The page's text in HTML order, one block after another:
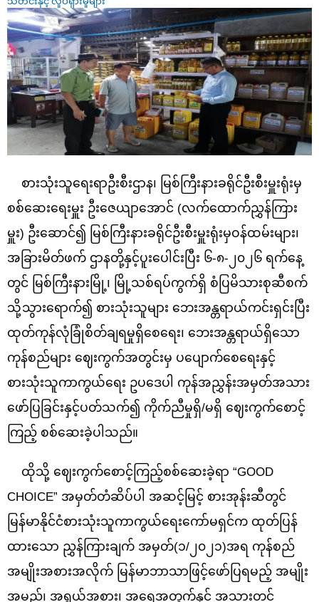
စားသုံးသူရေးရာဦးစီးဌာန၊ မြစ်ကြီးနားခရိုင်ဦးစီးမှူးရုံးမှ
စစ်ဆေးရေးမှူး ဦးဇေယျာအောင် (လက်ထောက်ညွှန်ကြား
မှူး) ဦးဆောင်၍ မြစ်ကြီးနားခရိုင်ဦးစီးမှူးရုံးမှဝန်ထမ်းများ၊
အခြားမိတ်ဖက် ဌာနတို့နှင့်ပူးပေါင်းပြီး ၆-၈-၂၀၂၆ ရက်နေ့
တွင် မြစ်ကြီးနားမြို့၊ မြို့သစ်ရပ်ကွက်ရှိ စံပြမိသားစုဆီစက်
သို့သွားရောက်၍ စားသုံးသူများ ဘေးအန္တရာယ်ကင်းရှင်းပြီး
ထုတ်ကုန်လုံခြုံစိတ်ချရမှုရှိစေရေး၊ ဘေးအန္တရာယ်ရှိသော
ကုန်စည်များ ဈေးကွက်အတွင်းမှ ပပျောက်စေရေးနှင့်
စားသုံးသူကာကွယ်ရေး ဥပဒေပါ ကုန်အညွှန်းအမှတ်အသား
ဖော်ပြခြင်းနှင့်ပတ်သက်၍ ကိုက်ညီမှုရှိ/မရှိ ဈေးကွက်စောင့်
ကြည့် စစ်ဆေးခဲ့ပါသည်။
ထိုသို့ ဈေးကွက်စောင့်ကြည့်စစ်ဆေးခဲ့ရာ “GOOD
CHOICE” အမှတ်တံဆိပ်ပါ အဆင့်မြင့် စားအုန်းဆီတွင်
မြန်မာနိုင်ငံစားသုံးသူကာကွယ်ရေးကော်မရှင်က ထုတ်ပြန်
ထားသော ညွှန်ကြားချက် အမှတ်(၁/၂၀၂၁)အရ ကုန်စည်
အမျိုးအစားအလိုက် မြန်မာဘာသာဖြင့်ဖော်ပြရမည့် အမျိုး
အမည်၊ အရွယ်အစား၊ အရေအတွက်နှင့် အသားတင်